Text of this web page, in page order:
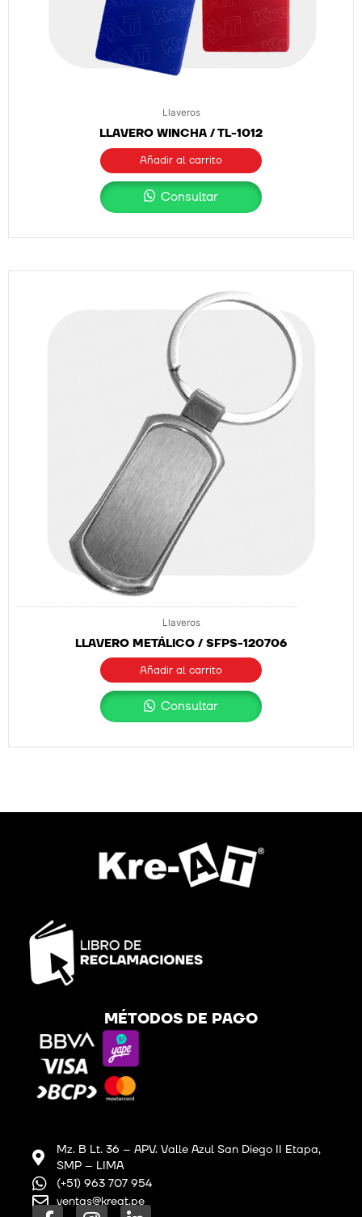
Llaveros
LLAVERO WINCHA / TL-1012
Añadir al carrito
Consultar
Llaveros
LLAVERO METÁLICO / SFPS-120706
Añadir al carrito
Consultar
MÉTODOS DE PAGO
Mz. B Lt. 36 – APV. Valle Azul San Diego II Etapa,
SMP – LIMA
(+51) 963 707 954
ventas@kreat.pe